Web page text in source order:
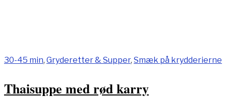
30-45 min, Gryderetter & Supper, Smæk på krydderierne
Thaisuppe med rød karry